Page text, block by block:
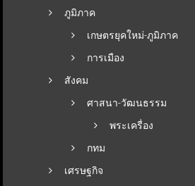
ภูมิภาค
เกษตรยุคใหม่-ภูมิภาค
การเมือง
สังคม
ศาสนา-วัฒนธรรม
พระเครื่อง
กทม
เศรษฐกิจ